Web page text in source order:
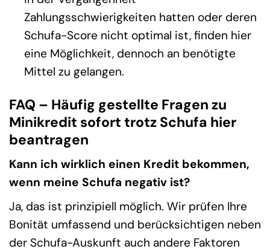
Zahlungsschwierigkeiten hatten oder deren
Schufa-Score nicht optimal ist, finden hier
eine Möglichkeit, dennoch an benötigte
Mittel zu gelangen.
FAQ – Häufig gestellte Fragen zu
Minikredit sofort trotz Schufa hier
beantragen
Kann ich wirklich einen Kredit bekommen,
wenn meine Schufa negativ ist?
Ja, das ist prinzipiell möglich. Wir prüfen Ihre
Bonität umfassend und berücksichtigen neben
der Schufa-Auskunft auch andere Faktoren